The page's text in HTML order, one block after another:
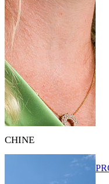
CHINE